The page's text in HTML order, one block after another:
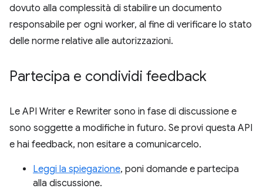
dovuto alla complessità di stabilire un documento
responsabile per ogni worker, al fine di verificare lo stato
delle norme relative alle autorizzazioni.
Partecipa e condividi feedback
Le API Writer e Rewriter sono in fase di discussione e
sono soggette a modifiche in futuro. Se provi questa API
e hai feedback, non esitare a comunicarcelo.
Leggi la spiegazione, poni domande e partecipa
alla discussione.